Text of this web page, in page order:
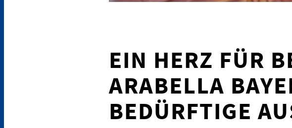
EIN HERZ FÜR
ARABELLA
BEDÜRFTIGE